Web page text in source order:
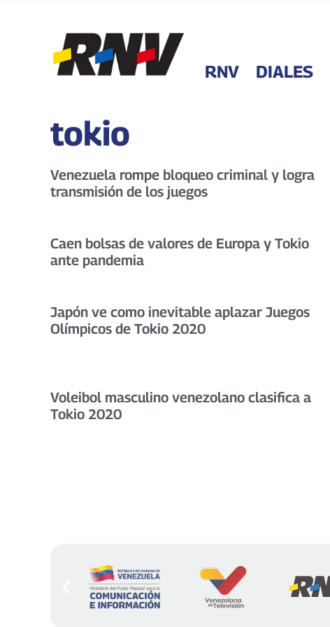
RNV DIALES
tokio
Venezuela rompe bloqueo criminal y logra
transmisión de los juegos
Caen bolsas de valores de Europa y Tokio
ante pandemia
Japón ve como inevitable aplazar Juegos
Olímpicos de Tokio 2020
Voleibol masculino venezolano clasifica a
Tokio 2020